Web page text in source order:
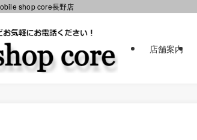
shop core長野店
店舗案内